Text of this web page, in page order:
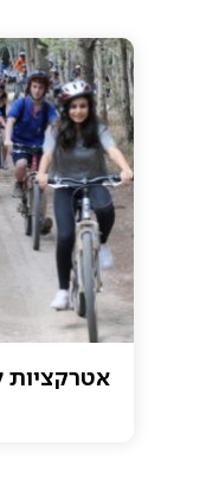
אטרקציות